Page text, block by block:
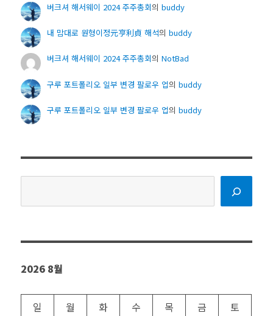
버크셔 해서웨이 2024 주주총회의 buddy
내 맘대로 원형이정元亨利貞 해석의 buddy
버크셔 해서웨이 2024 주주총회의 NotBad
구루 포트폴리오 일부 변경 팔로우 업의 buddy
구루 포트폴리오 일부 변경 팔로우 업의 buddy
2026 8월
일 월 화 수 목 금
토